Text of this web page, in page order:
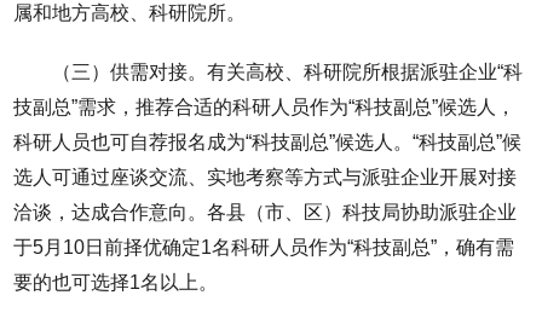
属和地方高校、科研院所。
（三）供需对接。有关高校、科研院所根据派驻企业“科
技副总”需求，推荐合适的科研人员作为“科技副总”候选人，
科研人员也可自荐报名成为“科技副总”候选人。“科技副总”候
选人可通过座谈交流、实地考察等方式与派驻企业开展对接
洽谈，达成合作意向。各县（市、区）科技局协助派驻企业
于5月10日前择优确定1名科研人员作为“科技副总”，确有需
要的也可选择1名以上。